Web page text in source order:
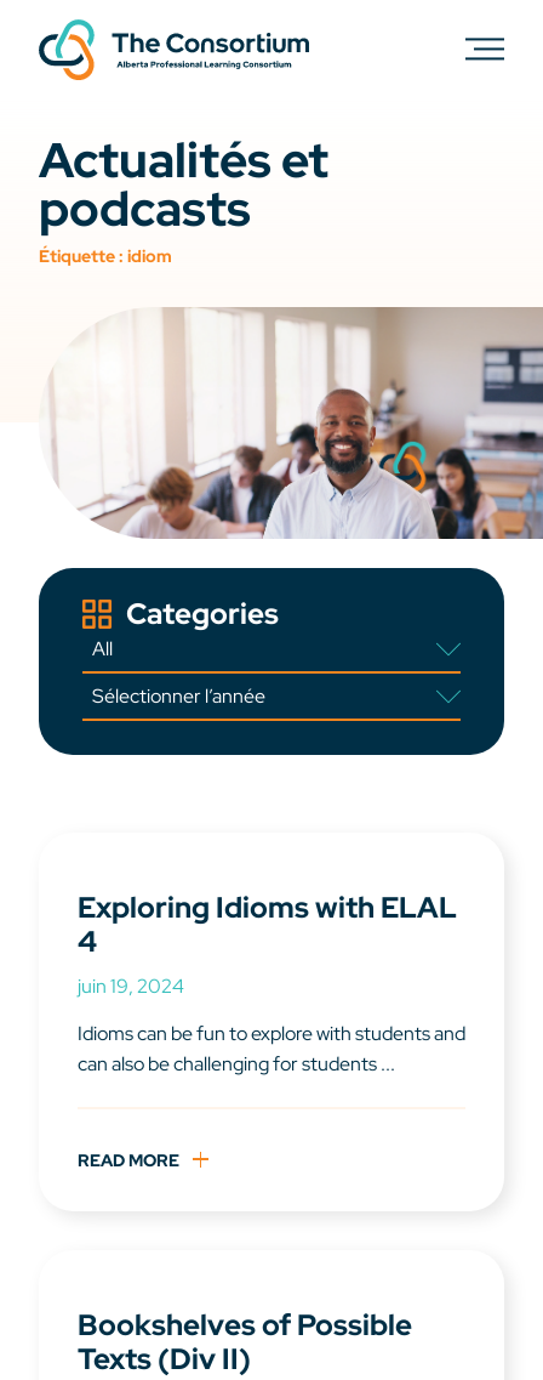
Actualités et
podcasts
Étiquette : idiom
Categories
Exploring Idioms with ELAL
4
juin 19, 2024
Idioms can be fun to explore with students and
can also be challenging for students ...
READ MORE
Bookshelves of Possible
Texts (Div II)